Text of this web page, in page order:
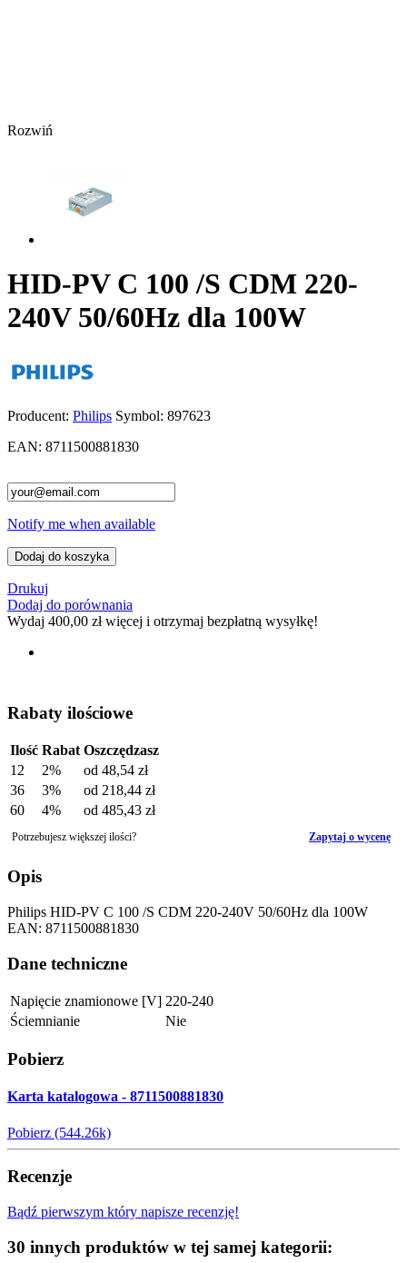
Rozwiń
HID-PV C 100 /S CDM 220-
240V 50/60Hz dla 100W
Producent: Philips Symbol: 897623
EAN: 8711500881830
Notify me when available
Dodaj do koszyka
Drukuj
Dodaj do porównania
Wydaj 400,00 złwięcej i otrzymaj bezpłatną wysyłkę!
Rabaty ilościowe
Ilość Rabat Oszczędzasz
12
2% od 48,54 zł
36
3% od 218,44 zł
60
4% od 485,43 zł
Potrzebujesz większej ilości? Zapytaj o wycenę
Opis
Philips HID-PV C 100 /S CDM 220-240V 50/60Hz dla 100W
EAN: 8711500881830
Dane techniczne
Napięcie znamionowe [V] 220-240
Ściemnianie
Nie
Pobierz
Karta katalogowa - 8711500881830
Pobierz (544.26k)
Recenzje
Bądź pierwszym który napisze recenzję!
30 innych produktów w tej samej kategorii: